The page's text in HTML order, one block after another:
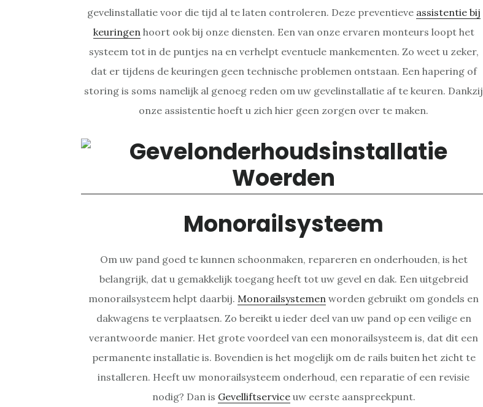
gevelinstallatie voor die tijd al te laten controleren. Deze preventieve assistentie bij
keuringenhoort ook bij onze diensten. Een van onze ervaren monteurs loopt het
systeem tot in de puntjes na en verhelpt eventuele mankementen. Zo weet u zeker,
dat er tijdens de keuringen geen technische problemen ontstaan. Een hapering of
storing is soms namelijk al genoeg reden om uw gevelinstallatie af te keuren. Dankzij
onze assistentie hoeft u zich hier geen zorgen over te maken.
Monorailsysteem
Om uw pand goed te kunnen schoonmaken, repareren en onderhouden, is het
belangrijk, dat u gemakkelijk toegang heeft tot uw gevel en dak. Een uitgebreid
monorailsysteem helpt daarbij. Monorailsystemen worden gebruikt om gondels en
dakwagens te verplaatsen. Zo bereikt u ieder deel van uw pand op een veilige en
verantwoorde manier. Het grote voordeel van een monorailsysteem is, dat dit een
permanente installatie is. Bovendien is het mogelijk om de rails buiten het zicht te
installeren. Heeft uw monorailsysteem onderhoud, een reparatie of een revisie
nodig? Dan is Gevelliftserviceuw eerste aanspreekpunt.